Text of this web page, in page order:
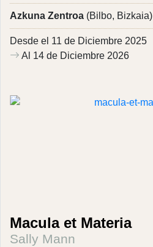
Azkuna Zentroa (Bilbo, Bizkaia)
Desde el 11 de Diciembre 2025
Al 14 de Diciembre 2026
Macula et Materia
Sally Mann